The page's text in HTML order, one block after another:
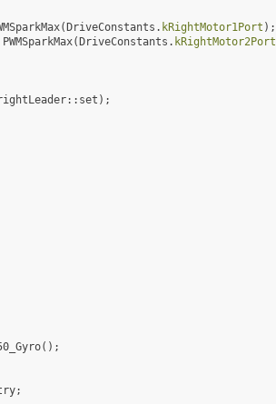
(DriveConstants . kRightMotor1Port );
PWMSparkMax(DriveConstants . kRightMotor2Port
:: set );
();
;